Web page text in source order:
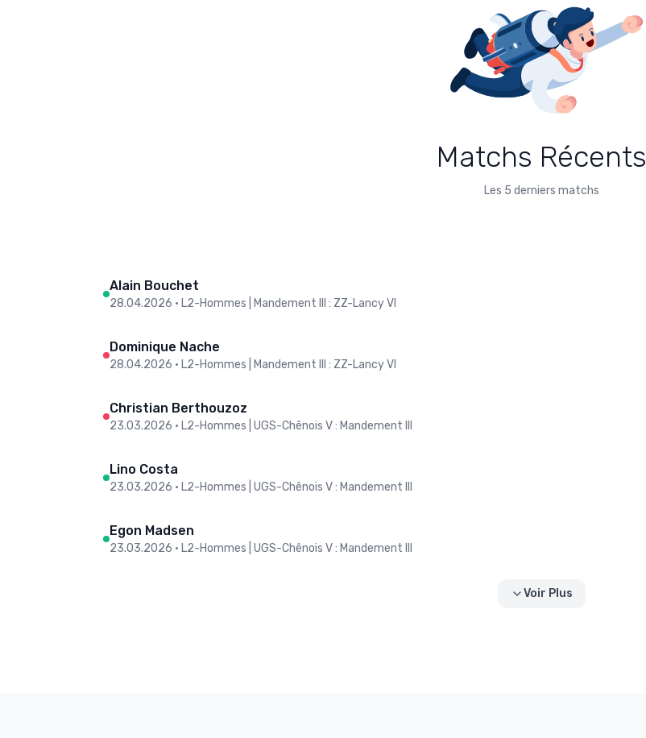
Matchs Récents
Les 5 derniers matchs
Alain Bouchet
28.04.2026 • L2-Hommes | Mandement III : ZZ-Lancy VI
Dominique Nache
28.04.2026 • L2-Hommes | Mandement III : ZZ-Lancy VI
Christian Berthouzoz
23.03.2026 • L2-Hommes | UGS-Chênois V : Mandement III
Lino Costa
23.03.2026 • L2-Hommes | UGS-Chênois V : Mandement III
Egon Madsen
23.03.2026 • L2-Hommes | UGS-Chênois V : Mandement III
Voir Plus